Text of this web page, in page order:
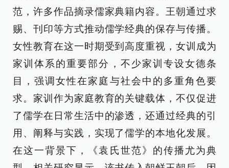
范，许多作品摘录儒家典籍内容。王朝通过求
赐、刊印等方式推动儒学经典的保存与传播。
女性教育在这一时期受到高度重视，女训成为
家训体系的重要部分，不少家训专设女德条
目，强调女性在家庭与社会中的多重角色要
求。家训作为家庭教育的关键载体，不仅促进
了儒学在日常生活中的渗透，还通过经典的引
用、阐释与实践，实现了儒学的本地化发展。
在这一背景下，《袁氏世范》的传播尤为典